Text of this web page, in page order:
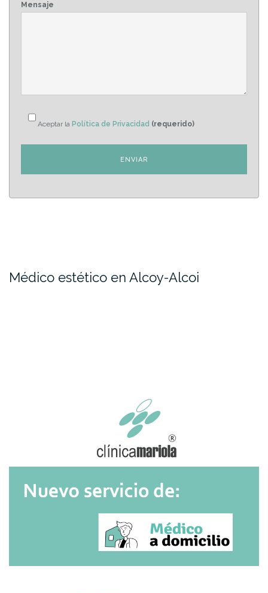
Mensaje
Aceptar la Política de Privacidad (requerido)
Médico estético en Alcoy-Alcoi